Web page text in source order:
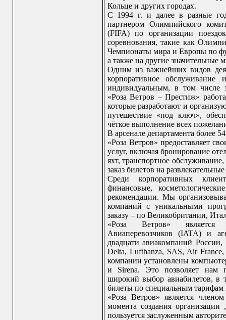
Кольце и других городах.
С 1994 г. и далее в разные
партнером Олимпийского
(FIFA) по организации
соревнования, такие как
Чемпионаты мира и Европы по
а также на другие значительные
Одним из важнейших видов
корпоративное
индивидуальным, в том числе
«Роза Ветров – Престиж»
которые разработают и
путешествие «под ключ»,
чёткое выполнение всех
В арсенале департамента более
«Роза Ветров» предоставляет
услуг, включая бронирование
яхт, транспортное
заказ билетов на
Среди корпоративных
финансовые,
рекомендации. Мы
компаний с уникальными
заказу – по Великобритании,
«Роза Ветров» является
Авиаперевозчиков (IATA) и
двадцати авиакомпаний
Delta, Lufthanza, SAS, Air
компании установлены
и Sirena. Это позволяет нам
широкий выбор авиабилетов, в
билеты по специальным
«Роза Ветров» является
момента создания
пользуется заслуженным